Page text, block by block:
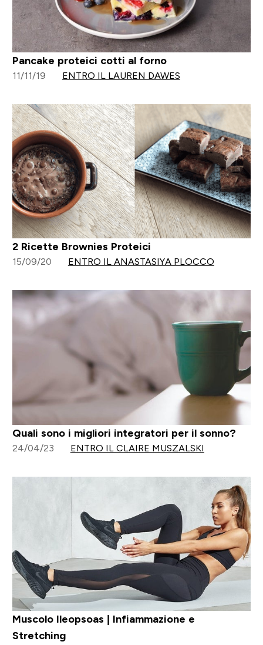
Pancake proteici cotti al forno
11/11/19 ENTRO IL LAUREN DAWES
2 Ricette Brownies Proteici
15/09/20 ENTRO IL ANASTASIYA PLOCCO
Quali sono i migliori integratori per il sonno?
24/04/23 ENTRO IL CLAIRE MUSZALSKI
Muscolo Ileopsoas | Infiammazione e
Stretching